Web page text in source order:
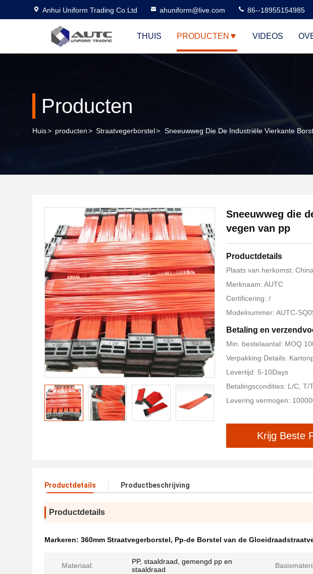
Anhui Uniform Trading Co.Ltd ahuniform@live.com 86--18955154985
THUIS PRODUCTEN VIDEOS
Producten
Huis> producten> Straatvegerborstel> Sneeuwweg Die De Industriële Vierkante
Sneeuwweg die
vegen van pp
Productdetails
Plaats van herkomst: China
Merknaam: AUTC
Certificering: /
Modelnummer: AUTC-
Betaling en
Min. bestelaantal: MOQ
Verpakking Details:
Levertijd: 5-10Days
Betalingscondities: L/C, T/
Levering vermogen:
Krijg Beste
Productdetails Productbeschrijving
Productdetails
Markeren: 360mm Straatvegerborstel, Pp-de Borstel van de
Materiaal:
PP, staaldraad, gemengd pp en
staaldraad